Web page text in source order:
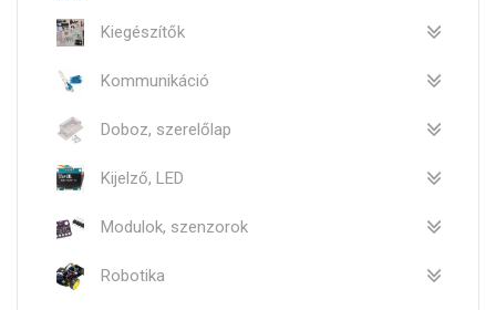
Kiegészítők
Kommunikáció
Doboz, szerelőlap
Kijelző, LED
Modulok, szenzorok
Robotika